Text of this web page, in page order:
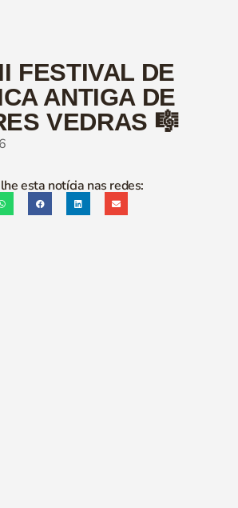
FESTIVAL DE
ANTIGA DE
VEDRAS 🎼
esta notícia nas redes: